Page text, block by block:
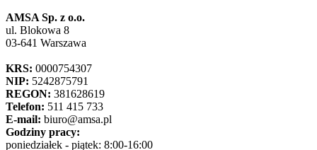
−
AMSA Sp. z o.o.
ul. Blokowa 8
03-641 Warszawa
KRS: 0000754307
NIP: 5242875791
REGON: 381628619
Telefon: 511 415 733
E-mail: biuro@amsa.pl
Godziny pracy:
poniedziałek - piątek: 8:00-16:00